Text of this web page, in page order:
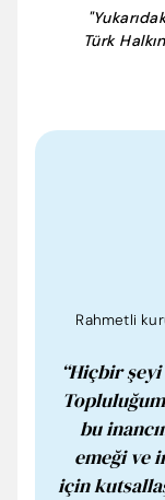
Türk
Rahmetli
“Hiçbir
bu
emeği ve
için